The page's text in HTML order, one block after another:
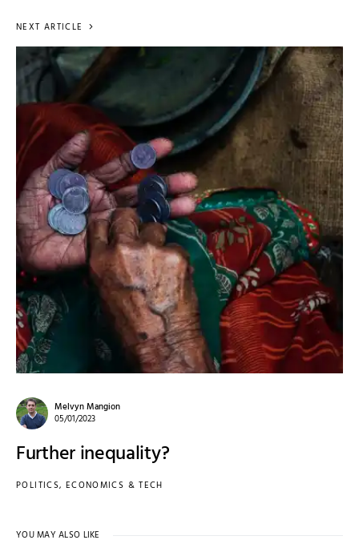
NEXT ARTICLE
Melvyn Mangion
05/01/2023
Further inequality?
POLITICS, ECONOMICS & TECH
YOU MAY ALSO LIKE